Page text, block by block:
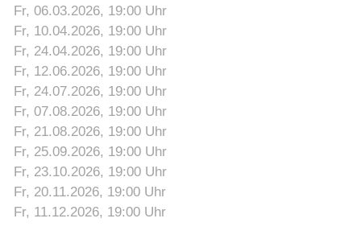
Fr, 06.03.2026, 19:00 Uhr
Fr, 10.04.2026, 19:00 Uhr
Fr, 24.04.2026, 19:00 Uhr
Fr, 12.06.2026, 19:00 Uhr
Fr, 24.07.2026, 19:00 Uhr
Fr, 07.08.2026, 19:00 Uhr
Fr, 21.08.2026, 19:00 Uhr
Fr, 25.09.2026, 19:00 Uhr
Fr, 23.10.2026, 19:00 Uhr
Fr, 20.11.2026, 19:00 Uhr
Fr, 11.12.2026, 19:00 Uhr